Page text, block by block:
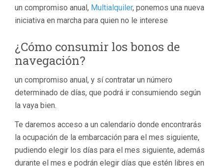
un compromiso anual, Multialquiler, ponemos una nueva
iniciativa en marcha para quien no le interese
¿Cómo consumir los bonos de
navegación?
un compromiso anual, y sí contratar un número
determinado de días, que podrá ir consumiendo según
la vaya bien.
Te daremos acceso a un calendario donde encontrarás
la ocupación de la embarcación para el mes siguiente,
pudiendo elegir los días para el mes siguiente, además
durante el mes e podrán elegir días que estén libres en